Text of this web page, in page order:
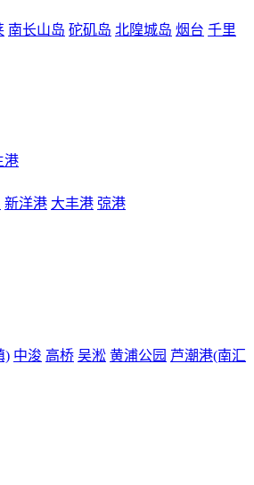
南长山岛 砣矶岛 北隍城岛 烟台 千里
港
新洋港 大丰港 弶港
) 中浚 高桥 吴淞 黄浦公园 芦潮港(南汇